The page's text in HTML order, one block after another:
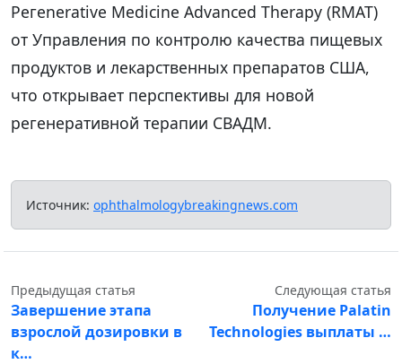
Регenerative Medicine Advanced Therapy (RMAT)
от Управления по контролю качества пищевых
продуктов и лекарственных препаратов США,
что открывает перспективы для новой
регенеративной терапии СВАДМ.
Источник: ophthalmologybreakingnews.com
Предыдущая статья
Завершение этапа
взрослой дозировки в
к…
Следующая статья
Получение Palatin
Technologies выплаты …